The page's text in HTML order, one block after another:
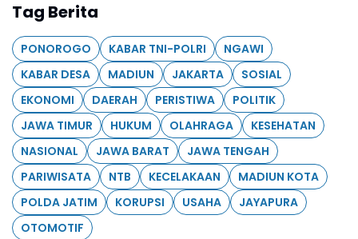
Tag Berita
PONOROGO KABAR TNI-POLRI
NGAWI
KABAR DESA
MADIUN JAKARTA
SOSIAL
EKONOMI
DAERAH PERISTIWA
POLITIK
JAWA TIMUR
HUKUM OLAHRAGA
KESEHATAN
NASIONAL
JAWA BARAT
JAWA TENGAH
PARIWISATA
NTB KECELAKAAN
MADIUN KOTA
POLDA JATIM
KORUPSI USAHA
JAYAPURA
OTOMOTIF